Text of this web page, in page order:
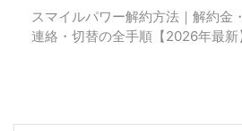
スマイルパワー解約方法｜解約金
連絡・切替の全手順【2026年最新